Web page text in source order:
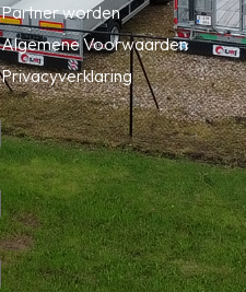
Partner worden
Algemene Voorwaarden
Privacyverklaring